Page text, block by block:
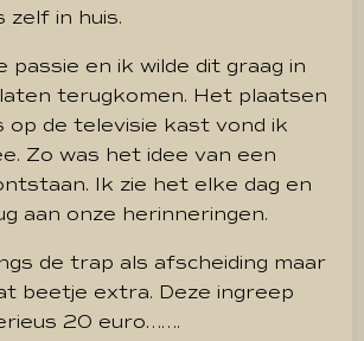
zelf in huis.
passie en ik wilde dit graag in
terugkomen. Het plaatsen
op de televisie kast vond ik
Zo was het idee van een
Ik zie het elke dag en
aan onze herinneringen.
de trap als afscheiding maar
beetje extra. Deze ingreep
20 euro…….